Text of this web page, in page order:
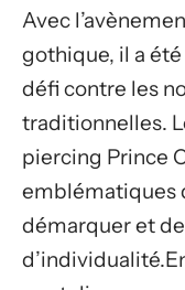
Avec
gothique, il a
défi contre les
traditionnelles.
piercing Prince
emblématiques
démarquer et